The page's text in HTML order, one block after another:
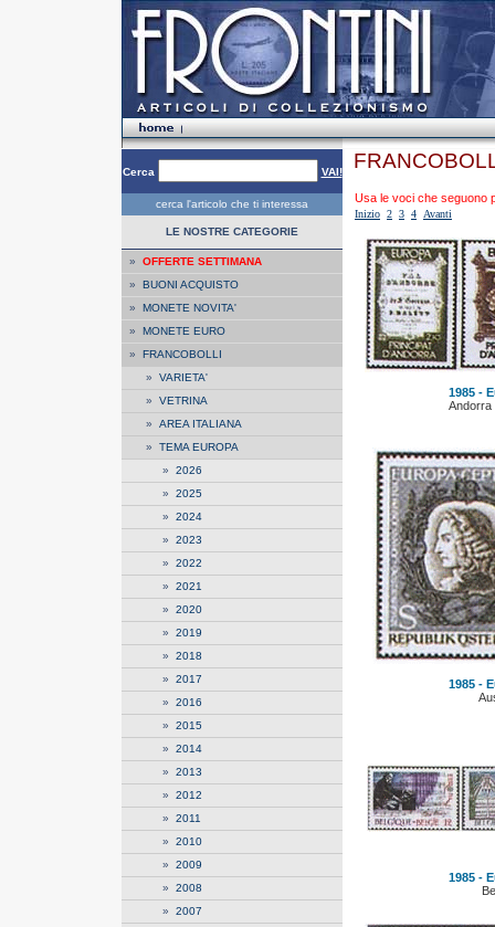
Cerca VAI!
cerca l'articolo che ti interessa
LE NOSTRE CATEGORIE
» OFFERTE SETTIMANA
» BUONI ACQUISTO
» MONETE NOVITA'
» MONETE EURO
» FRANCOBOLLI
» VARIETA'
» VETRINA
» AREA ITALIANA
» TEMA EUROPA
» 2026
» 2025
» 2024
» 2023
» 2022
» 2021
» 2020
» 2019
» 2018
» 2017
» 2016
» 2015
» 2014
» 2013
» 2012
» 2011
» 2010
» 2009
» 2008
» 2007
Usa le voci che seguono
Inizio 2 3 4 Avanti
1985 -
Andorra
1985 -
1985 -